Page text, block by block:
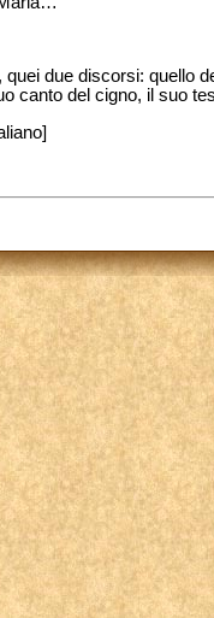
due discorsi: quello
canto del cigno, il suo